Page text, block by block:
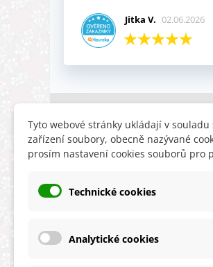
Jitka V. 02.06.2026
INFORMACE
Obchodní podmínky
Ochrana osobních údajů
Tyto webové stránky ukládají v souladu
zařízení soubory, obecně nazývané
prosím nastavení cookies souborů pro
Technické cookies
Analytické cookies